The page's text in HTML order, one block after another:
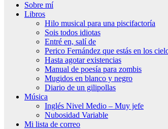
Sobre mí
Libros
Hilo musical para una piscifactoría
Sois todos idiotas
Entré en, salí de
Perico Fernández que estás en los
Hasta agotar existencias
Manual de poesía para zombis
Mugidos en blanco y negro
Diario de un gilipollas
Música
Inglés Nivel Medio – Muy jefe
Nubosidad Variable
Mi lista de correo